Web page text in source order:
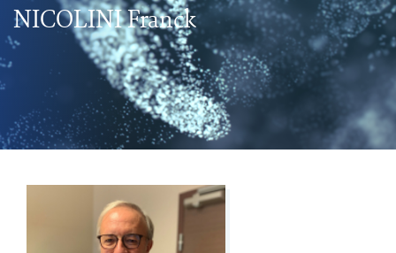
NICOLINI Franck